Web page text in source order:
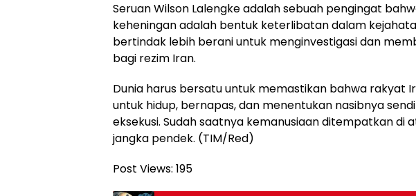
Seruan Wilson Lalengke adalah sebuah pengingat
keheningan adalah bentuk keterlibatan dalam
bertindak lebih berani untuk menginvestigasi dan
bagi rezim Iran.
Dunia harus bersatu untuk memastikan bahwa rakyat
untuk hidup, bernapas, dan menentukan nasibnya
eksekusi. Sudah saatnya kemanusiaan ditempatkan di
jangka pendek. (TIM/Red)
Post Views: 195